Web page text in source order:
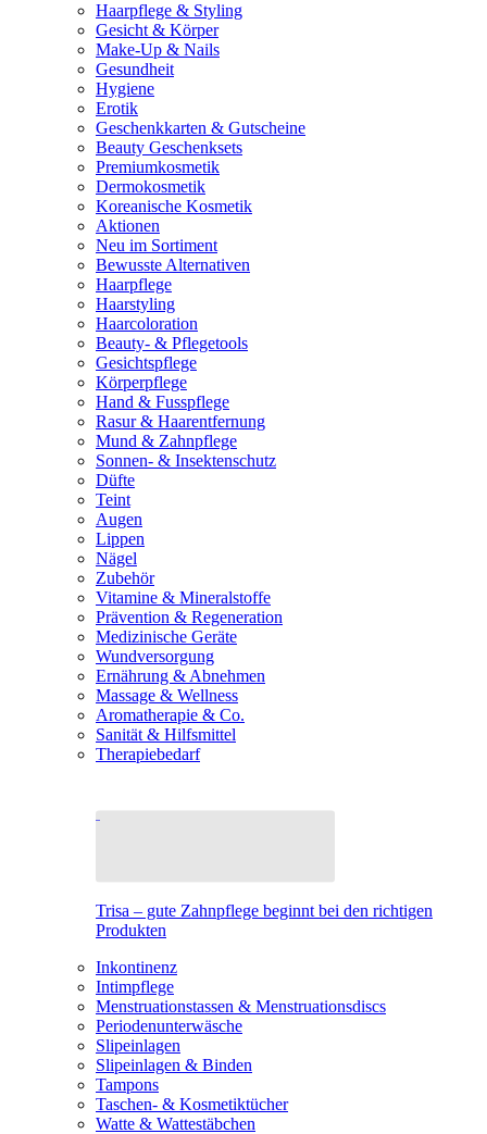
Haarpflege & Styling
Gesicht & Körper
Make-Up & Nails
Gesundheit
Hygiene
Erotik
Geschenkkarten & Gutscheine
Beauty Geschenksets
Premiumkosmetik
Dermokosmetik
Koreanische Kosmetik
Aktionen
Neu im Sortiment
Bewusste Alternativen
Haarpflege
Haarstyling
Haarcoloration
Beauty- & Pflegetools
Gesichtspflege
Körperpflege
Hand & Fusspflege
Rasur & Haarentfernung
Mund & Zahnpflege
Sonnen- & Insektenschutz
Düfte
Teint
Augen
Lippen
Nägel
Zubehör
Vitamine & Mineralstoffe
Prävention & Regeneration
Medizinische Geräte
Wundversorgung
Ernährung & Abnehmen
Massage & Wellness
Aromatherapie & Co.
Sanität & Hilfsmittel
Therapiebedarf
Trisa – gute Zahnpflege beginnt bei den richtigen
Produkten
Inkontinenz
Intimpflege
Menstruationstassen & Menstruationsdiscs
Periodenunterwäsche
Slipeinlagen
Slipeinlagen & Binden
Tampons
Taschen- & Kosmetiktücher
Watte & Wattestäbchen